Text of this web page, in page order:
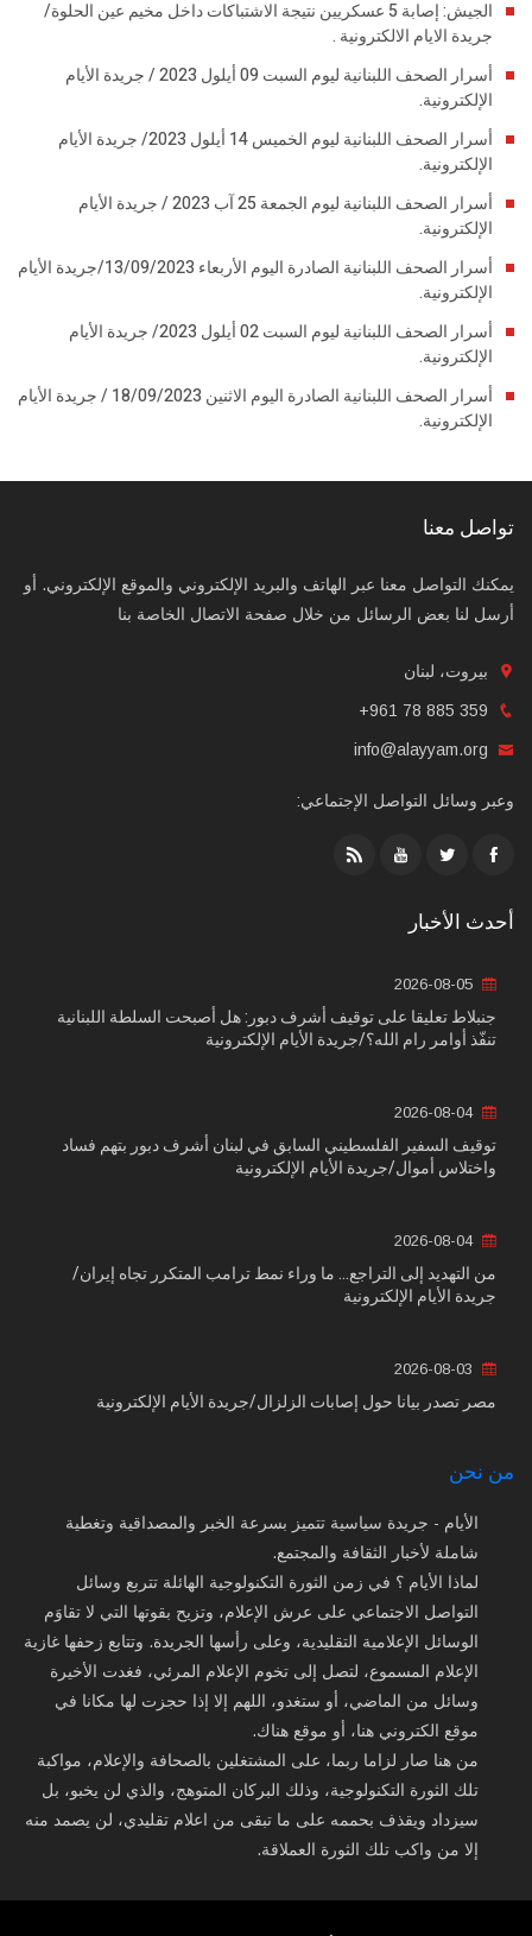
الجيش: إصابة 5 عسكريين نتيجة الاشتباكات داخل مخيم عين الحلوة/
جريدة الايام الالكترونية .
أسرار الصحف اللبنانية ليوم السبت 09 أيلول 2023 / جريدة الأيام
الإلكترونية.
أسرار الصحف اللبنانية ليوم الخميس 14 أيلول 2023/ جريدة الأيام
الإلكترونية.
أسرار الصحف اللبنانية ليوم الجمعة 25 آب 2023 / جريدة الأيام
الإلكترونية.
أسرار الصحف اللبنانية الصادرة اليوم الأربعاء 13/09/2023/جريدة الأيام
الإلكترونية.
أسرار الصحف اللبنانية ليوم السبت 02 أيلول 2023/ جريدة الأيام
الإلكترونية.
أسرار الصحف اللبنانية الصادرة اليوم الاثنين 18/09/2023 / جريدة الأيام
الإلكترونية.
تواصل معنا
يمكنك التواصل معنا عبر الهاتف والبريد الإلكتروني والموقع الإلكتروني. أو
أرسل لنا بعض الرسائل من خلال صفحة الاتصال الخاصة بنا
بيروت، لبنان
+961 78 885 359
info@alayyam.org
وعبر وسائل التواصل الإجتماعي:
أحدث الأخبار
جنبلاط تعليقا على توقيف أشرف دبور: هل أصبحت السلطة اللبنانية
تنفّذ أوامر رام الله؟/جريدة الأيام الإلكترونية
2026-08-04
توقيف السفير الفلسطيني السابق في لبنان أشرف دبور بتهم فساد
واختلاس أموال/جريدة الأيام الإلكترونية
2026-08-04
من التهديد إلى التراجع... ما وراء نمط ترامب المتكرر تجاه إيران/
جريدة الأيام الإلكترونية
مصر تصدر بيانا حول إصابات الزلزال/جريدة الأيام الإلكترونية
من نحن
الأيام - جريدة سياسية تتميز بسرعة الخبر والمصداقية وتغطية
شاملة لأخبار الثقافة والمجتمع.
لماذا الأيام ؟ في زمن الثورة التكنولوجية الهائلة تتربع وسائل
التواصل الاجتماعي على عرش الإعلام، وتزيح بقوتها التي لا تقاوَم
الوسائل الإعلامية التقليدية، وعلى رأسها الجريدة. وتتابع زحفها غازية
الإعلام المسموع، لتصل إلى تخوم الإعلام المرئي، فغدت الأخيرة
وسائل من الماضي، أو ستغدو، اللهم إلا إذا حجزت لها مكانا في
موقع الكتروني هنا، أو موقع هناك.
من هنا صار لزاما ربما، على المشتغلين بالصحافة والإعلام، مواكبة
تلك الثورة التكنولوجية، وذلك البركان المتوهج، والذي لن يخبو، بل
سيزداد ويقذف بحممه على ما تبقى من اعلام تقليدي، لن يصمد منه
إلا من واكب تلك الثورة العملاقة.